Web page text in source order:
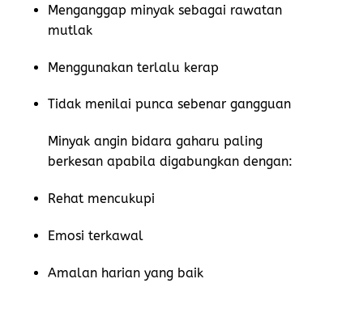
Menganggap minyak sebagai rawatan
mutlak
Menggunakan terlalu kerap
Tidak menilai punca sebenar gangguan
Minyak angin bidara gaharu paling
berkesan apabila digabungkan dengan:
Rehat mencukupi
Emosi terkawal
Amalan harian yang baik